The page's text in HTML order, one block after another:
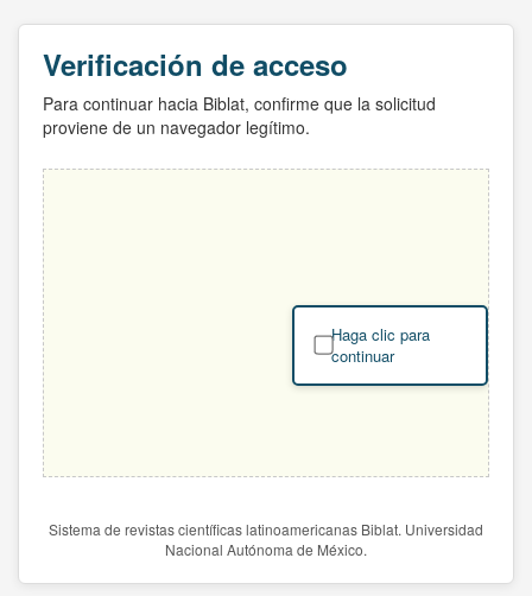
Verificación de acceso
Para continuar hacia Biblat, confirme que la solicitud
proviene de un navegador legítimo.
Haga clic para
continuar
Sistema de revistas científicas latinoamericanas Biblat. Universidad
Nacional Autónoma de México.